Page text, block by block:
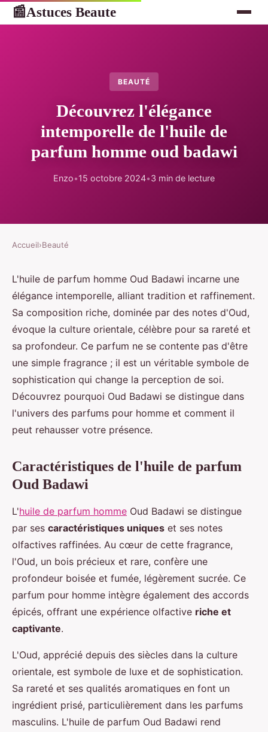
📰Astuces Beaute
BEAUTÉ
Découvrez l'élégance
intemporelle de l'huile de
parfum homme oud badawi
Enzo•15 octobre 2024•3 min de lecture
Accueil›Beauté
L'huile de parfum homme Oud Badawi incarne une
élégance intemporelle, alliant tradition et raffinement.
Sa composition riche, dominée par des notes d'Oud,
évoque la culture orientale, célèbre pour sa rareté et
sa profondeur. Ce parfum ne se contente pas d'être
une simple fragrance ; il est un véritable symbole de
sophistication qui change la perception de soi.
Découvrez pourquoi Oud Badawi se distingue dans
l'univers des parfums pour homme et comment il
peut rehausser votre présence.
Caractéristiques de l'huile de parfum
Oud Badawi
L'huile de parfum homme Oud Badawi se distingue
par ses caractéristiques uniques et ses notes
olfactives raffinées. Au cœur de cette fragrance,
l'Oud, un bois précieux et rare, confère une
profondeur boisée et fumée, légèrement sucrée. Ce
parfum pour homme intègre également des accords
épicés, offrant une expérience olfactive riche et
captivante.
L'Oud, apprécié depuis des siècles dans la culture
orientale, est symbole de luxe et de sophistication.
Sa rareté et ses qualités aromatiques en font un
ingrédient prisé, particulièrement dans les parfums
masculins. L'huile de parfum Oud Badawi rend